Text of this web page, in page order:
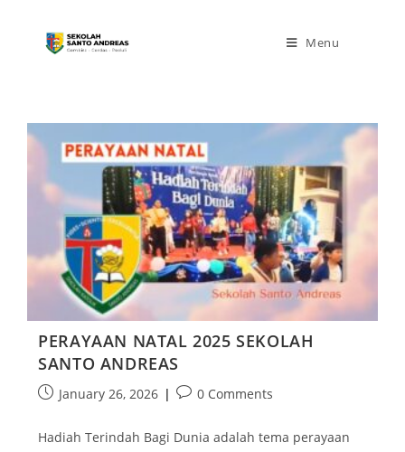
Menu
PERAYAAN NATAL 2025 SEKOLAH
SANTO ANDREAS
January 26, 2026 0 Comments
Hadiah Terindah Bagi Dunia adalah tema perayaan